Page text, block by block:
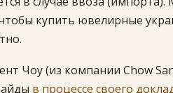
купить ювелирные
Чоу (из компании Chow
в процессе своего